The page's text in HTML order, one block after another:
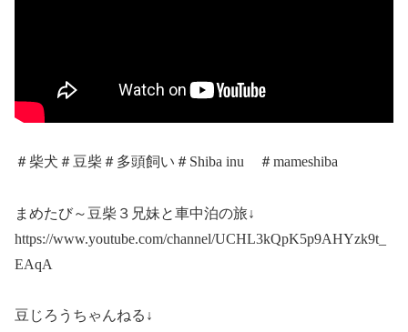
＃柴犬＃豆柴＃多頭飼い＃Shiba inu ＃mameshiba
まめたび～豆柴３兄妹と車中泊の旅↓
https://www.youtube.com/channel/UCHL3kQpK5p9AHYzk9t_
EAqA
豆じろうちゃんねる↓